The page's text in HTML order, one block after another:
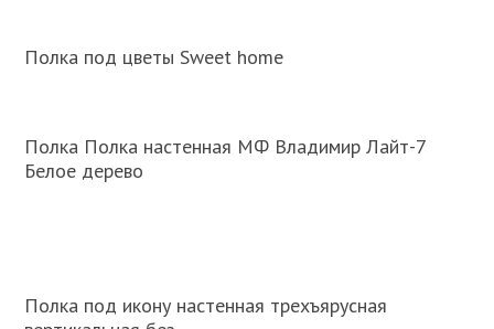
Полка под цветы Sweet home
Полка Полка настенная МФ Владимир Лайт-7
Белое дерево
Полка под икону настенная трехъярусная